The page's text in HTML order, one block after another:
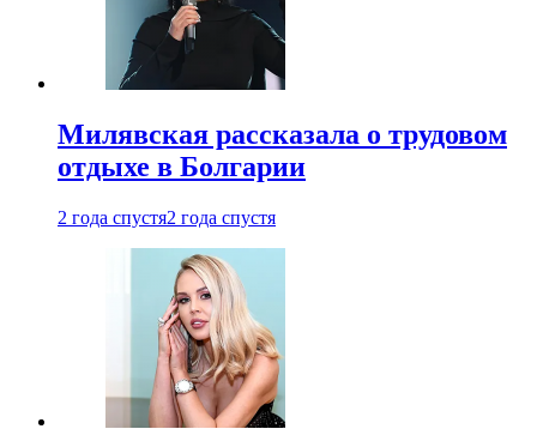
Милявская рассказала о трудовом
отдыхе в Болгарии
2 года спустя2 года спустя